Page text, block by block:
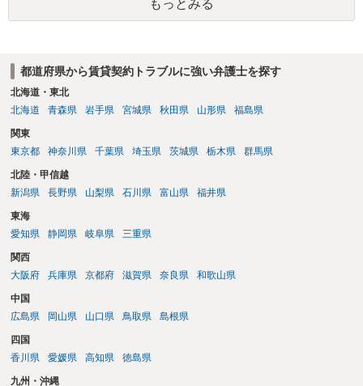
績、子どもの学校や地域とのつながり、転居費用の準備が困難な事情
などは、借主側の強い居住継続の必要性として正当事由判断において
れます。 建物が未登記であること自体は、賃貸借契約の有効性を直ち
に否定するものではなく、引渡しがされていれば賃貸借の効力は原則
有効とされています。 今後の交渉では、①現在は普通借家契約が継続
（誰が所有者で誰が実際に住む予定か等）を具体的に書面で説明して
ほしいこと、③自分たちの居住継続の必要性を丁寧に伝えること、を
基本方針としたうえで、仮に一定時期の退去を検討する場合には、立
成することが重要です。 契約書では、更新条項・解除条項・期間の定
め・定期借家に関する記載の有無、これまでの更新時の合意内容
（「今回で最後」などの文言）が、借主不利な特約として無効になり
容を十分に確認し、不明点は弁護士に相談することをおすすめしま
す。
もっとみる
都道府県から賃貸契約トラブルに強い弁護士を探す
北海道・東北
北海道
青森県 岩手県 宮城県 秋田県 山形県 福島県
関東
東京都
神奈川県 千葉県 埼玉県 茨城県 栃木県 群馬県
北陸・甲信越
新潟県
長野県 山梨県 石川県 富山県 福井県
東海
愛知県
静岡県 岐阜県 三重県
関西
大阪府
兵庫県 京都府 滋賀県 奈良県 和歌山県
中国
広島県
岡山県 山口県 鳥取県 島根県
四国
香川県
愛媛県 高知県 徳島県
九州・沖縄